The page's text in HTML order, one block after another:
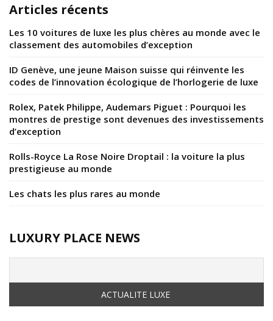
Articles récents
Les 10 voitures de luxe les plus chères au monde avec le
classement des automobiles d’exception
ID Genève, une jeune Maison suisse qui réinvente les
codes de l’innovation écologique de l’horlogerie de luxe
Rolex, Patek Philippe, Audemars Piguet : Pourquoi les
montres de prestige sont devenues des investissements
d’exception
Rolls-Royce La Rose Noire Droptail : la voiture la plus
prestigieuse au monde
Les chats les plus rares au monde
LUXURY PLACE NEWS